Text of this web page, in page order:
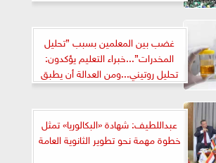
غضب بين المعلمين بسبب ”تحليل
المخدرات”...خبراء التعليم يؤكدون:
تحليل روتيني...ومن العدالة أن يطبق
على كافة فئات المجتمع...ويجب أن
التحليل...المعلمون: عيب ولا يليق
بمن علموا الدنيا
عبداللطيف: شهادة «البكالوريا» تمثل
خطوة مهمة نحو تطوير الثانوية العامة